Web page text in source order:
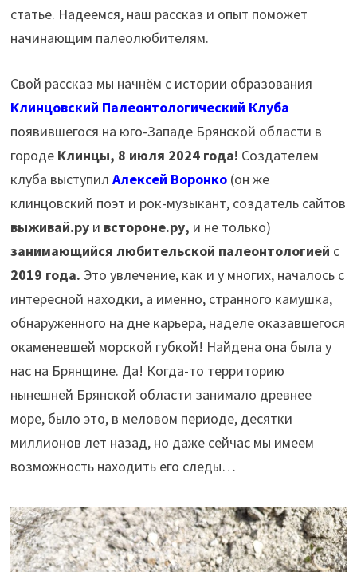
статье. Надеемся, наш рассказ и опыт поможет
начинающим палеолюбителям.
Свой рассказ мы начнём с истории образования
Клинцовский Палеонтологический Клуба
появившегося на юго-Западе Брянской области в
городеКлинцы, 8 июля 2024 года! Создателем
клуба выступил Алексей Воронко(он же
клинцовский поэт и рок-музыкант, создатель сайтов
выживай.руи встороне.ру, и не только)
занимающийся любительской палеонтологией с
2019 года. Это увлечение, как и у многих, началось с
интересной находки, а именно, странного камушка,
обнаруженного на дне карьера, наделе оказавшегося
окаменевшей морской губкой! Найдена она была у
нас на Брянщине. Да! Когда-то территорию
нынешней Брянской области занимало древнее
море, было это, в меловом периоде, десятки
миллионов лет назад, но даже сейчас мы имеем
возможность находить его следы…